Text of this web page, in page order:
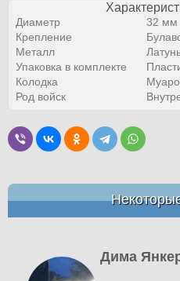
Диаметр
32 мм
Крепление
Металл
Упаковка в комплекте
Колодка
Род войск
Дима